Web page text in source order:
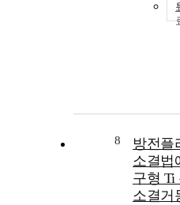
8
방전플
소결법
구형 Ti
소결거